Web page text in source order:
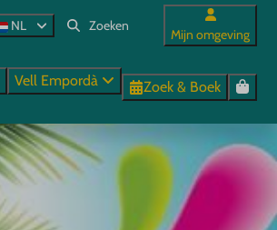
NL
Mijn omgeving
Vell Empordà Zoek & Boek